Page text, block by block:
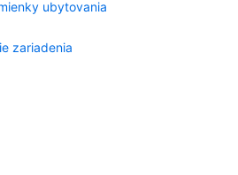
ubytovania
zariadenia